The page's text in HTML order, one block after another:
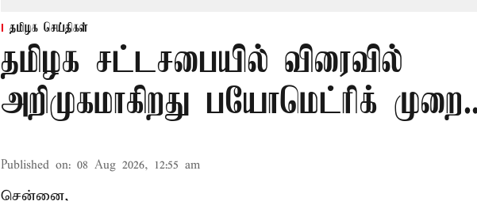
தமிழக செய்திகள்
தமிழக சட்டசபையில் விரைவில்
அறிமுகமாகிறது பயோமெட்ரிக்
Published on: 08 Aug 2026, 12:55 am
சென்னை,